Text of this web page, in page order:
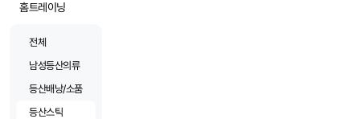
홈트레이닝
전체
남성등산의류
등산배낭/소품
등산스틱